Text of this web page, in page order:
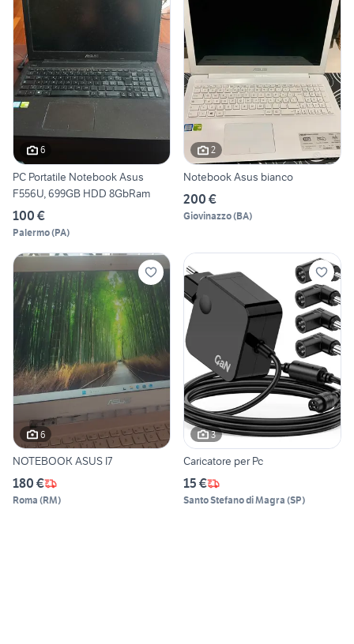
6
PC Portatile Notebook Asus
F556U, 699GB HDD 8GbRam
100 €
Palermo(PA)
2
Notebook Asus bianco
200 €
Giovinazzo(BA)
6
NOTEBOOK ASUS I7
180 €
Roma (RM)
3
Caricatore per Pc
15 €
Santo Stefano di Magra (SP)